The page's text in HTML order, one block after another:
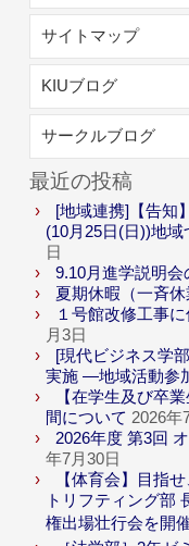
サイトマップ
KIUブログ
サークルブログ
最近の投稿
[地域連携]【告知
(10月25日(日))地
日
9.10月進学説明
夏期休暇（一斉
１号館改修工事
月3日
[現代ビジネス学
実施 ―地域活動参
【在学生及び卒
間について 2026年
2026年度 第3回
年7月30日
【体育会】目指
トリフティング部
権出場壮行会を開